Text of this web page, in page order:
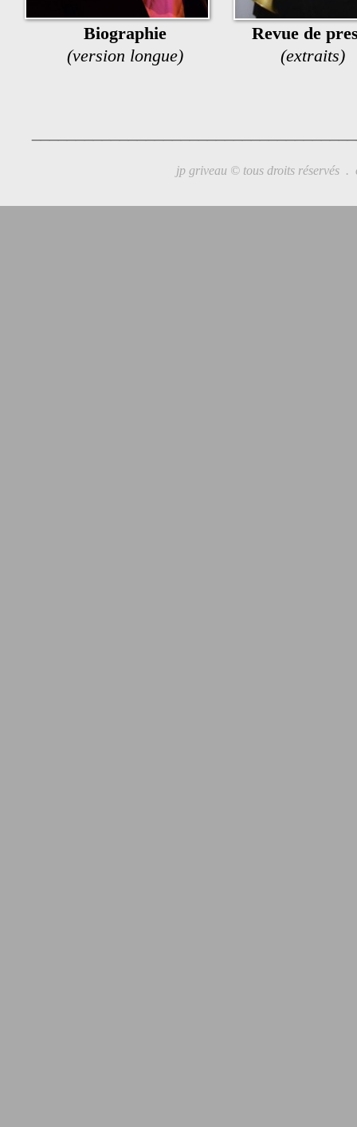
Biographie
(version longue)
Revue de
(extraits)
jp griveau © tous droits réservés .